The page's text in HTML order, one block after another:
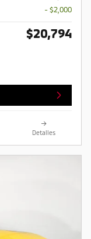
- $2,000
$20,794
Detalles